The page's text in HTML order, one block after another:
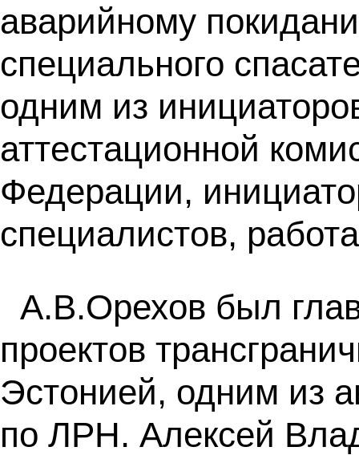
аварийному
специального
одним из
аттестационной
Федерации,
специалистов,
А.В.Орехов был
проектов
Эстонией, одним из
по ЛРН. Алексей